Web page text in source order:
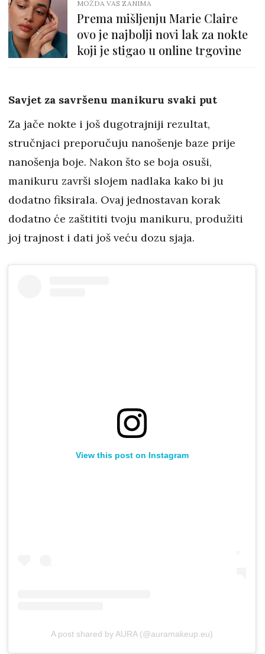
MOŽDA VAS ZANIMA
Prema mišljenju Marie Claire
ovo je najbolji novi lak za nokte
koji je stigao u online trgovine
Savjet za savršenu manikuru svaki put
Za jače nokte i još dugotrajniji rezultat,
stručnjaci preporučuju nanošenje baze prije
nanošenja boje. Nakon što se boja osuši,
manikuru završi slojem nadlaka kako bi ju
dodatno fiksirala. Ovaj jednostavan korak
dodatno će zaštititi tvoju manikuru, produžiti
joj trajnost i dati još veću dozu sjaja.
View this post on Instagram
A post shared by AURA (@auramakeup.eu)